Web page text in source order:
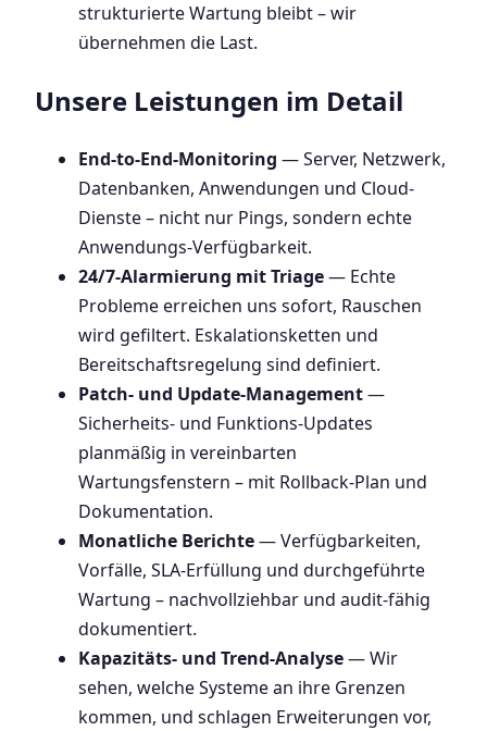
strukturierte Wartung bleibt – wir
übernehmen die Last.
Unsere Leistungen im Detail
End-to-End-Monitoring — Server, Netzwerk,
Datenbanken, Anwendungen und Cloud-
Dienste – nicht nur Pings, sondern echte
Anwendungs-Verfügbarkeit.
24/7-Alarmierung mit Triage— Echte
Probleme erreichen uns sofort, Rauschen
wird gefiltert. Eskalationsketten und
Bereitschaftsregelung sind definiert.
Patch- und Update-Management—
Sicherheits- und Funktions-Updates
planmäßig in vereinbarten
Wartungsfenstern – mit Rollback-Plan und
Dokumentation.
Monatliche Berichte— Verfügbarkeiten,
Vorfälle, SLA-Erfüllung und durchgeführte
Wartung – nachvollziehbar und audit-fähig
dokumentiert.
Kapazitäts- und Trend-Analyse— Wir
sehen, welche Systeme an ihre Grenzen
kommen, und schlagen Erweiterungen vor,